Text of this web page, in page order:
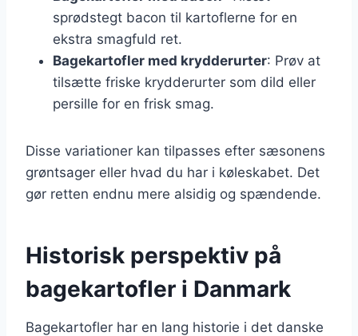
sprødstegt bacon til kartoflerne for en
ekstra smagfuld ret.
Bagekartofler med krydderurter: Prøv at
tilsætte friske krydderurter som dild eller
persille for en frisk smag.
Disse variationer kan tilpasses efter sæsonens
grøntsager eller hvad du har i køleskabet. Det
gør retten endnu mere alsidig og spændende.
Historisk perspektiv på
bagekartofler i Danmark
Bagekartofler har en lang historie i det danske